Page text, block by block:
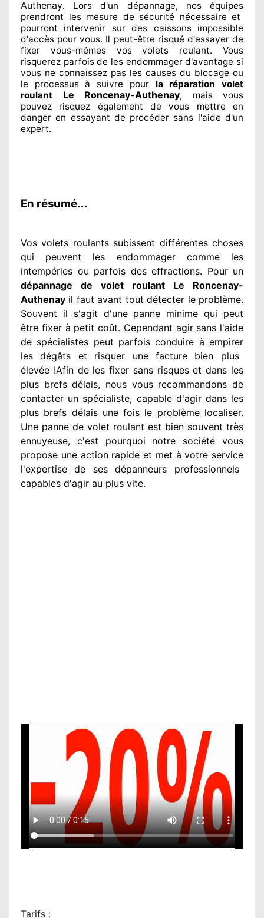
Authenay. Lors d'un dépannage, nos équipes
prendront les mesure de sécurité nécessaireet
pourront intervenir sur des caissons impossible
d'accès pour vous. Il peut-être risquéd'essayer de
fixer vous-mêmes vos volets roulant. Vous
risquerez parfois de les endommagerd'avantage si
vous ne connaissez pas les causes du blocage ou
le processus à suivre pour la réparation volet
roulant Le Roncenay-Authenay, mais vous
pouvez risquez également de vous mettre en
danger en essayant de procéder sans l'aide d'un
expert.
En résumé...
Vos volets roulants subissent différenteschoses
qui peuvent les endommagercomme les
intempéries ou parfois des effractions. Pour un
dépannage de volet roulant Le Roncenay-
Authenay il faut avant tout détecter le problème.
Souvent il s'agit d'une panne minime qui peut
être fixerà petit coût. Cependant agirsans l'aide
de spécialistes peut parfois conduire à empirer
les dégâts et risquer une facture bien plus
élevée !Afin de les fixer sans risques et dans les
plus brefsdélais, nous vous recommandons de
contacter un spécialiste, capable d'agirdans les
plus brefs délais une fois le problèmelocaliser.
Une panne de volet roulant est bien souvent très
ennuyeuse, c'est pourquoi notre société vous
propose une actionrapide et met à votre service
l'expertise de ses dépanneurs professionnels
capables d'agir au plus vite.
Tarifs :